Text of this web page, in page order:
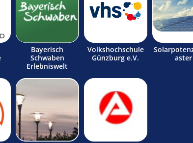
Bayerisch
Schwaben
Erlebniswelt
Volkshochschule
Günzburg e.V.
aster